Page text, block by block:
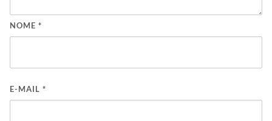
NOME *
E-MAIL *